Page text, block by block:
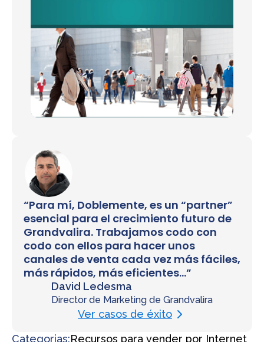
“Para mí, Doblemente, es un “partner”
esencial para el crecimiento futuro de
Grandvalira. Trabajamos codo con
codo con ellos para hacer unos
canales de venta cada vez más fáciles,
más rápidos, más eficientes…”
David Ledesma
Director de Marketing de Grandvalira
Ver casos de éxito
Categorias:Recursos para vender por Internet